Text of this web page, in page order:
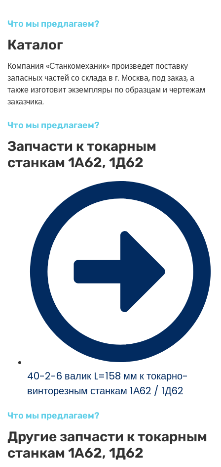
Что мы предлагаем?
Каталог
Компания «Станкомеханик» произведет поставку
запасных частей со склада в г. Москва, под заказ, а
также изготовит экземпляры по образцам и чертежам
заказчика.
Что мы предлагаем?
Запчасти к токарным
станкам 1А62, 1Д62
40-2-6 валик L=158 мм к токарно-
винторезным станкам 1А62 / 1Д62
Что мы предлагаем?
Другие запчасти к токарным
станкам 1А62, 1Д62